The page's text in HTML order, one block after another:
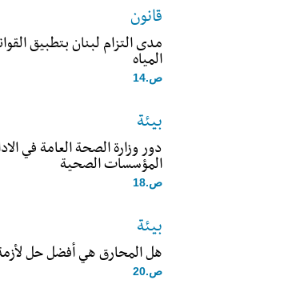
قانون
مدى التزام لبنان بتطبيق
المياه
ص.14
بيئة
دور وزارة الصحة العامة في
المؤسسات الصحية
ص.18
بيئة
هل المحارق هي أفضل حل لأزمة
ص.20